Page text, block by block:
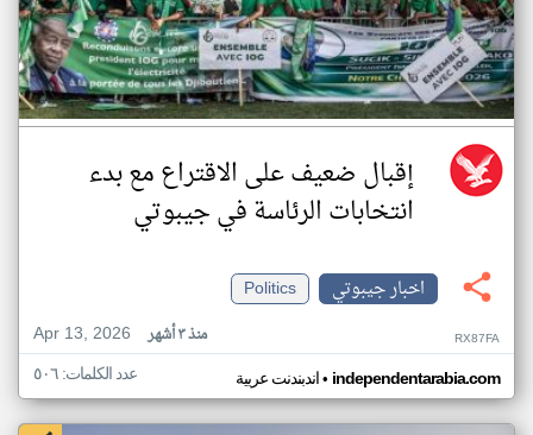
إقبال ضعيف على الاقتراع مع بدء
انتخابات الرئاسة في جيبوتي
اخبار جيبوتي
Politics
Apr 13, 2026
منذ ٣ أشهر RX87FA
اندبندنت عربية• independentarabia.com عدد الكلمات: ٥٠٦